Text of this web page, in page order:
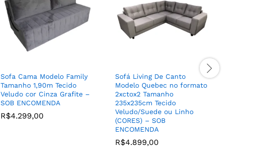
Sofa Cama Modelo Family
Tamanho 1,90m Tecido
Veludo cor Cinza Grafite –
SOB ENCOMENDA
R$4.299,00
Sofá Living De Canto
Modelo Quebec no formato
2xctox2 Tamanho
235x235cm Tecido
Veludo/Suede ou Linho
(CORES) – SOB
ENCOMENDA
R$4.899,00